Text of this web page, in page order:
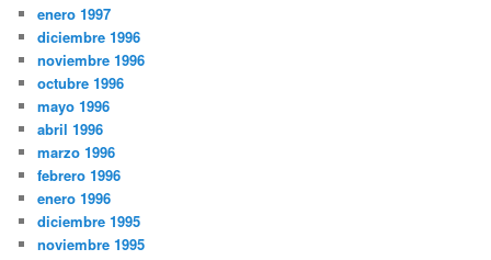
enero 1997
diciembre 1996
noviembre 1996
octubre 1996
mayo 1996
abril 1996
marzo 1996
febrero 1996
enero 1996
diciembre 1995
noviembre 1995